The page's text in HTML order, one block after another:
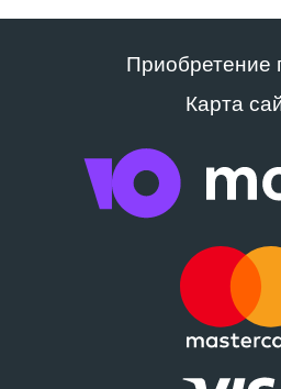
Приобретение
Карта